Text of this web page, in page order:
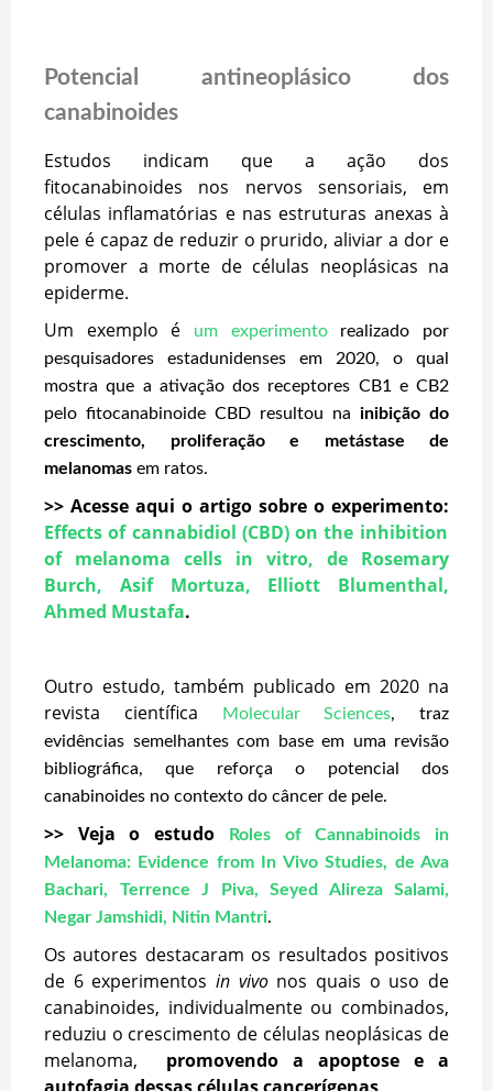
Potencial antineoplásico dos
canabinoides
Estudos indicam que a ação dos
fitocanabinoides nos nervos sensoriais, em
células inflamatórias e nas estruturas anexas à
pele é capaz de reduzir o prurido, aliviar a dor e
promover a morte de células neoplásicas na
epiderme.
Um exemplo é
um experimentorealizado por
pesquisadores estadunidenses em 2020, o qual
mostra que a ativação dos receptores CB1 e CB2
pelo fitocanabinoide CBD resultou na inibição do
crescimento, proliferação e metástase de
melanomas em ratos.
>> Acesse aqui o artigo sobre o experimento:
Effects of cannabidiol (CBD) on the inhibition
of melanoma cells in vitro, de Rosemary
Burch, Asif Mortuza, Elliott Blumenthal,
Ahmed Mustafa.
Outro estudo, também publicado em 2020 na
revista científica
Molecular Sciences, traz
evidências semelhantes com base em uma revisão
bibliográfica, que reforça o potencial dos
canabinoides no contexto do câncer de pele.
>> Veja o estudo
Roles of Cannabinoids in
Melanoma: Evidence from In Vivo Studies, de Ava
Bachari, Terrence J Piva, Seyed Alireza Salami,
Negar Jamshidi, Nitin Mantri.
Os autores destacaram os resultados positivos
de 6 experimentos in vivonos quais o uso de
canabinoides, individualmente ou combinados,
reduziu o crescimento de células neoplásicas de
melanoma, promovendo a apoptose e a